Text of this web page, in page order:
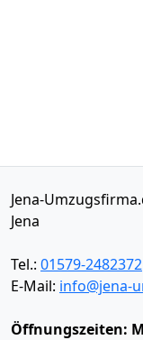
Jena-
Jena
Tel.: 01579-2482372
E-Mail: info@jena-
Öffnungszeiten: